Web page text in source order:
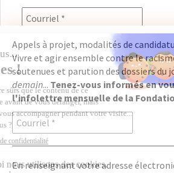
En renseignant votre adresse
consentez à recevoir l'infolettre de
Seligmann, conformément à notre
confidentialité. Il vous sera possible
désabonner à tout moment.
Appels à projet, modalités de
Vivre et agir ensemble contre le
soutenues et parution des dossiers du
demain... Tenez-vous informés en
l'infolettre mensuelle de la
En renseignant votre adresse